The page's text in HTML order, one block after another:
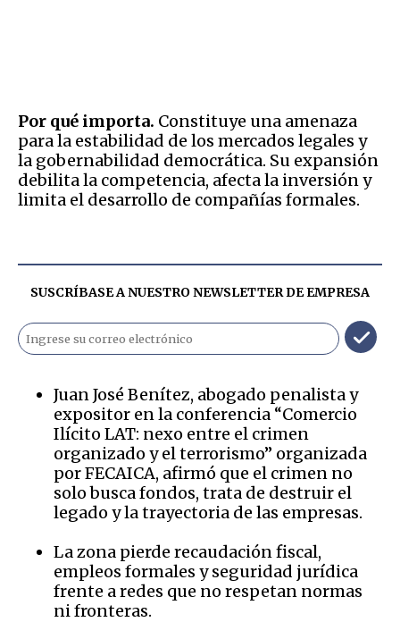
Por qué importa. Constituye una amenaza
para la estabilidad de los mercados legales y
la gobernabilidad democrática. Su expansión
debilita la competencia, afecta la inversión y
limita el desarrollo de compañías formales.
SUSCRÍBASE A NUESTRO NEWSLETTER DEEMPRESA
Juan José Benítez, abogado penalista y
expositor en la conferencia “Comercio
Ilícito LAT: nexo entre el crimen
organizado y el terrorismo” organizada
por FECAICA, afirmó que el crimen no
solo busca fondos, trata de destruir el
legado y la trayectoria de las empresas.
La zona pierde recaudación fiscal,
empleos formales y seguridad jurídica
frente a redes que no respetan normas
ni fronteras.